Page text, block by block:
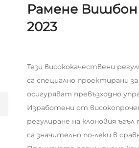
Рамене Вишбон
2023
Тези висококачествени
са специално проектирани за
осигуряват превъзходно
Изработени от
регулиране на клоновия
са значително по-леки в